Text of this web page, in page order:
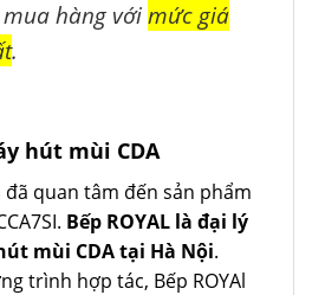
hàng vớimức giá
.
hút mùi CDA
đã quan tâm đến sản phẩm
Bếp ROYAL là đại lý
mùi CDA tại Hà Nội.
trình hợp tác, Bếp ROYAl